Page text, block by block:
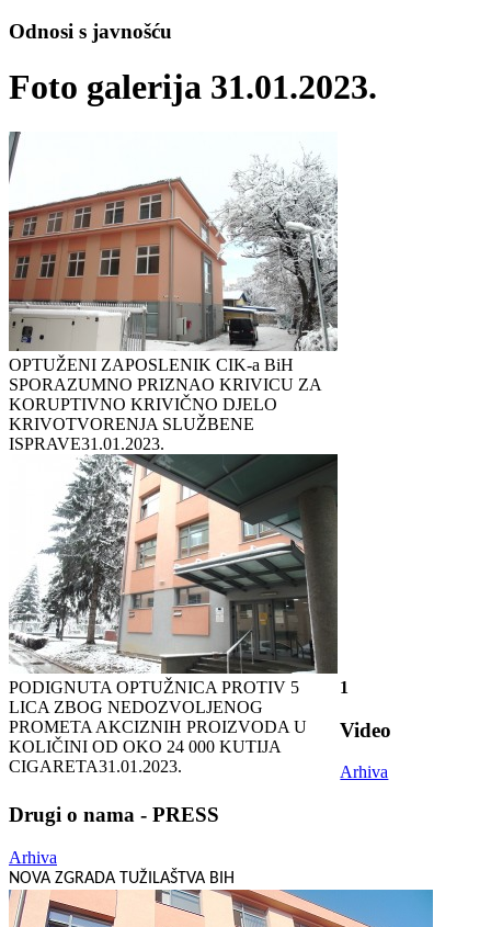
Odnosi s javnošću
Foto galerija 31.01.2023.
OPTUŽENI ZAPOSLENIK CIK-a BiH
SPORAZUMNO PRIZNAO KRIVICU ZA
KORUPTIVNO KRIVIČNO DJELO
KRIVOTVORENJA SLUŽBENE
ISPRAVE31.01.2023.
PODIGNUTA OPTUŽNICA PROTIV 5
LICA ZBOG NEDOZVOLJENOG
PROMETA AKCIZNIH PROIZVODA U
KOLIČINI OD OKO 24 000 KUTIJA
CIGARETA31.01.2023.
1
Video
Arhiva
Drugi o nama - PRESS
Arhiva
NOVA ZGRADA TUŽILAŠTVA BIH